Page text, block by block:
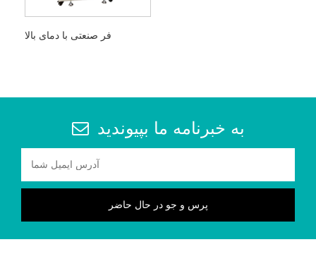
فر صنعتی با دمای بالا
به خبرنامه ما بپیوندید